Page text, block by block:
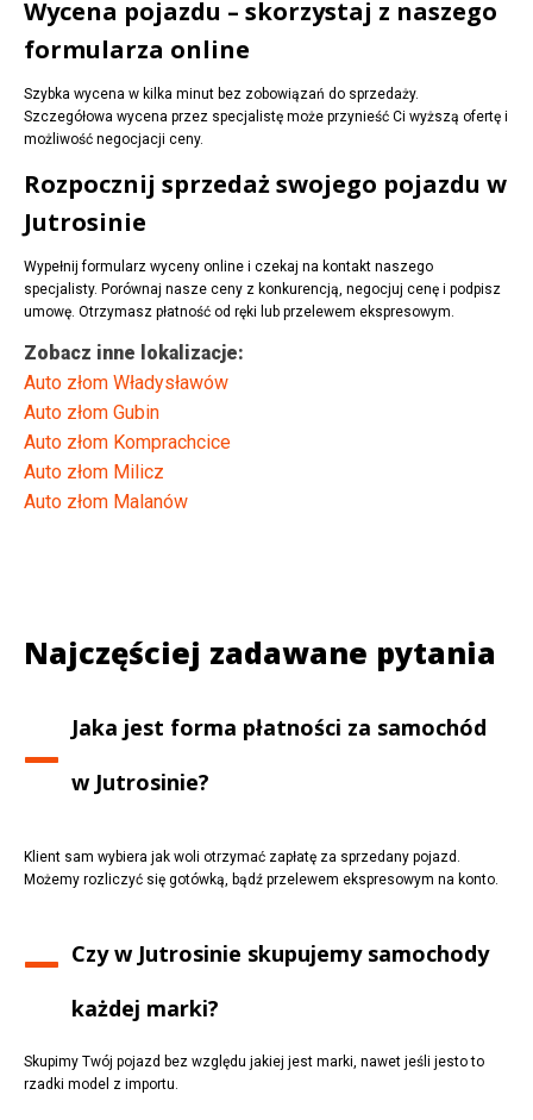
Wycena pojazdu – skorzystaj z naszego
formularza online
Szybka wycena w kilka minut bez zobowiązań do sprzedaży.
Szczegółowa wycena przez specjalistę może przynieść Ci wyższą ofertę i
możliwość negocjacji ceny.
Rozpocznij sprzedaż swojego pojazdu w
Jutrosinie
Wypełnij formularz wyceny online i czekaj na kontakt naszego
specjalisty. Porównaj nasze ceny z konkurencją, negocjuj cenę i podpisz
umowę. Otrzymasz płatność od ręki lub przelewem ekspresowym.
Zobacz inne lokalizacje:
Auto złom Władysławów
Auto złom Gubin
Auto złom Komprachcice
Auto złom Milicz
Auto złom Malanów
Najczęściej zadawane pytania
Jaka jest forma płatności za samochód
w Jutrosinie?
Klient sam wybiera jak woli otrzymać zapłatę za sprzedany pojazd.
Możemy rozliczyć się gotówką, bądź przelewem ekspresowym na konto.
Czy w Jutrosinie skupujemy samochody
każdej marki?
Skupimy Twój pojazd bez względu jakiej jest marki, nawet jeśli jesto to
rzadki model z importu.